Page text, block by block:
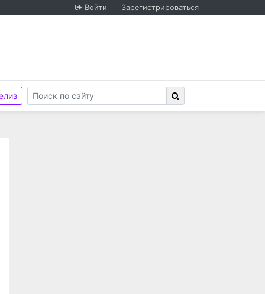
Войти Зарегистрироваться
«ЛокоТех-Сервис», ООО «ЛокоТех-Сервис»